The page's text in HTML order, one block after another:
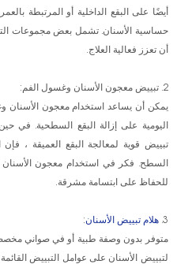
أيضًا على البقع الداخلية أو المرتبطة
أن تعزز فعالية العلاج.
2. تبييض معجون الأسنان وغسول الفم:
يمكن أن يساعد استخدام معجون الأسنان
اليومية على إزالة البقع السطحية. في
تبييض قوية لمعالجة البقع العميقة ،
السطح. فكر في استخدام معجون
للحفاظ على ابتسامة مشرقة.
3. هلام تبييض الأسنان:
متوفر بدون وصفة طبية أو في صواني
لتبييض الأسنان على عوامل التبييض